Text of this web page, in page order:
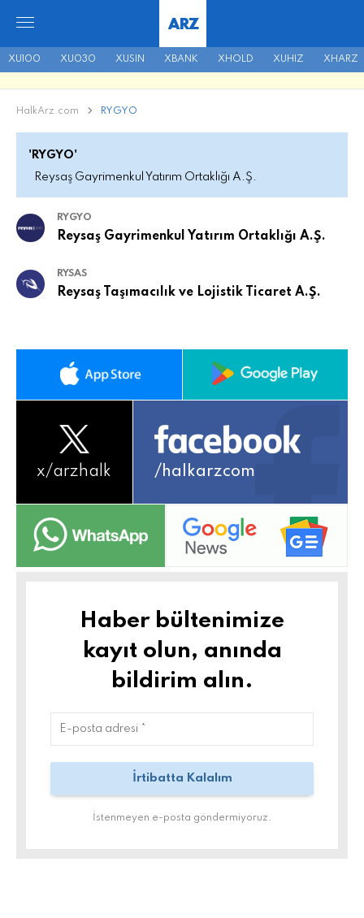
XU100 XU030 XUSIN XBANK XHOLD XUHIZ XHARZ
ARZ
HalkArz.com RYGYO
'RYGYO'
Reysaş Gayrimenkul Yatırım Ortaklığı A.Ş.
RYGYO
Reysaş Gayrimenkul Yatırım Ortaklığı A.Ş.
RYSAS
Reysaş Taşımacılık ve Lojistik Ticaret A.Ş.
x/arzhalk /halkarzcom
Haber bültenimize
kayıt olun, anında
bildirim alın.
İstenmeyen e-posta göndermiyoruz.